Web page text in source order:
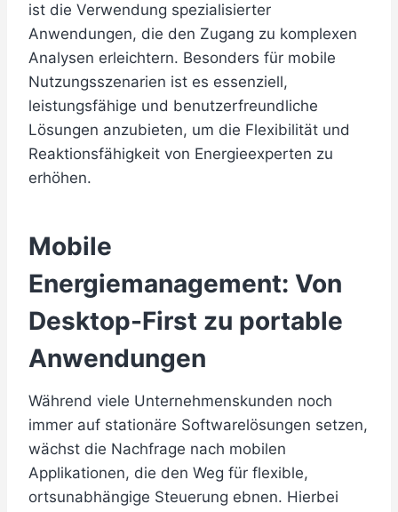
ist die Verwendung spezialisierter
Anwendungen, die den Zugang zu komplexen
Analysen erleichtern. Besonders für mobile
Nutzungsszenarien ist es essenziell,
leistungsfähige und benutzerfreundliche
Lösungen anzubieten, um die Flexibilität und
Reaktionsfähigkeit von Energieexperten zu
erhöhen.
Mobile
Energiemanagement: Von
Desktop-First zu portable
Anwendungen
Während viele Unternehmenskunden noch
immer auf stationäre Softwarelösungen setzen,
wächst die Nachfrage nach mobilen
Applikationen, die den Weg für flexible,
ortsunabhängige Steuerung ebnen. Hierbei